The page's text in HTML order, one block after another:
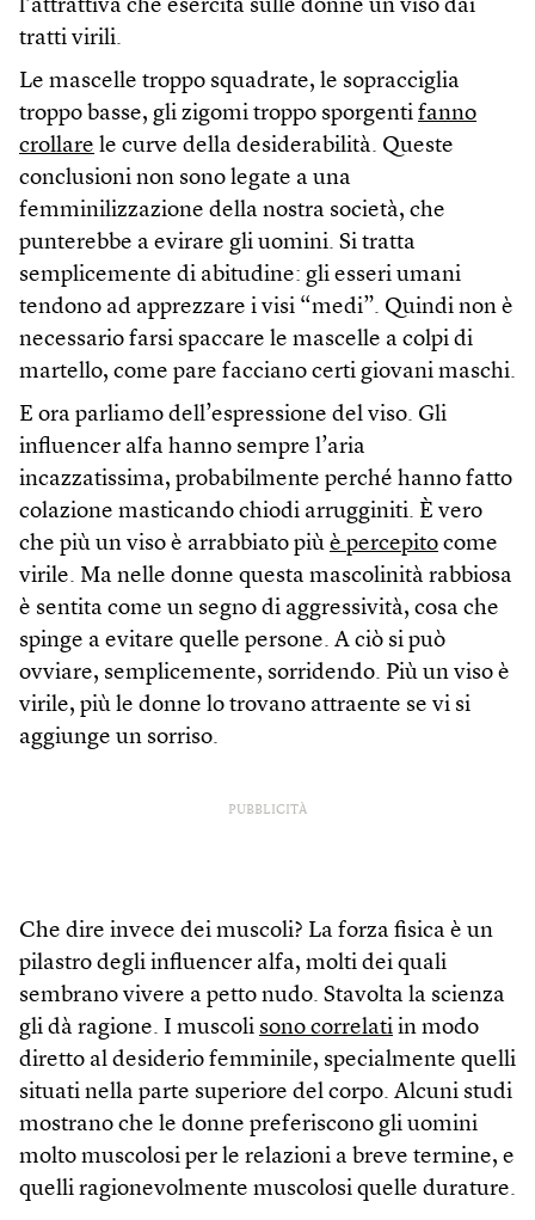
l’attrattiva che esercita sulle donne un viso dai
tratti virili.
Le mascelle troppo squadrate, le sopracciglia
troppo basse, gli zigomi troppo sporgenti fanno
crollare le curve della desiderabilità. Queste
conclusioni non sono legate a una
femminilizzazione della nostra società, che
punterebbe a evirare gli uomini. Si tratta
semplicemente di abitudine: gli esseri umani
tendono ad apprezzare i visi “medi”. Quindi non è
necessario farsi spaccare le mascelle a colpi di
martello, come pare facciano certi giovani maschi.
E ora parliamo dell’espressione del viso. Gli
influencer alfa hanno sempre l’aria
incazzatissima, probabilmente perché hanno fatto
colazione masticando chiodi arrugginiti. È vero
che più un viso è arrabbiato più è percepito come
virile. Ma nelle donne questa mascolinità rabbiosa
è sentita come un segno di aggressività, cosa che
spinge a evitare quelle persone. A ciò si può
ovviare, semplicemente, sorridendo. Più un viso è
virile, più le donne lo trovano attraente se vi si
aggiunge un sorriso.
PUBBLICITÀ
Che dire invece dei muscoli? La forza fisica è un
pilastro degli influencer alfa, molti dei quali
sembrano vivere a petto nudo. Stavolta la scienza
gli dà ragione. I muscoli sono correlati in modo
diretto al desiderio femminile, specialmente quelli
situati nella parte superiore del corpo. Alcuni studi
mostrano che le donne preferiscono gli uomini
molto muscolosi per le relazioni a breve termine, e
quelli ragionevolmente muscolosi quelle durature.